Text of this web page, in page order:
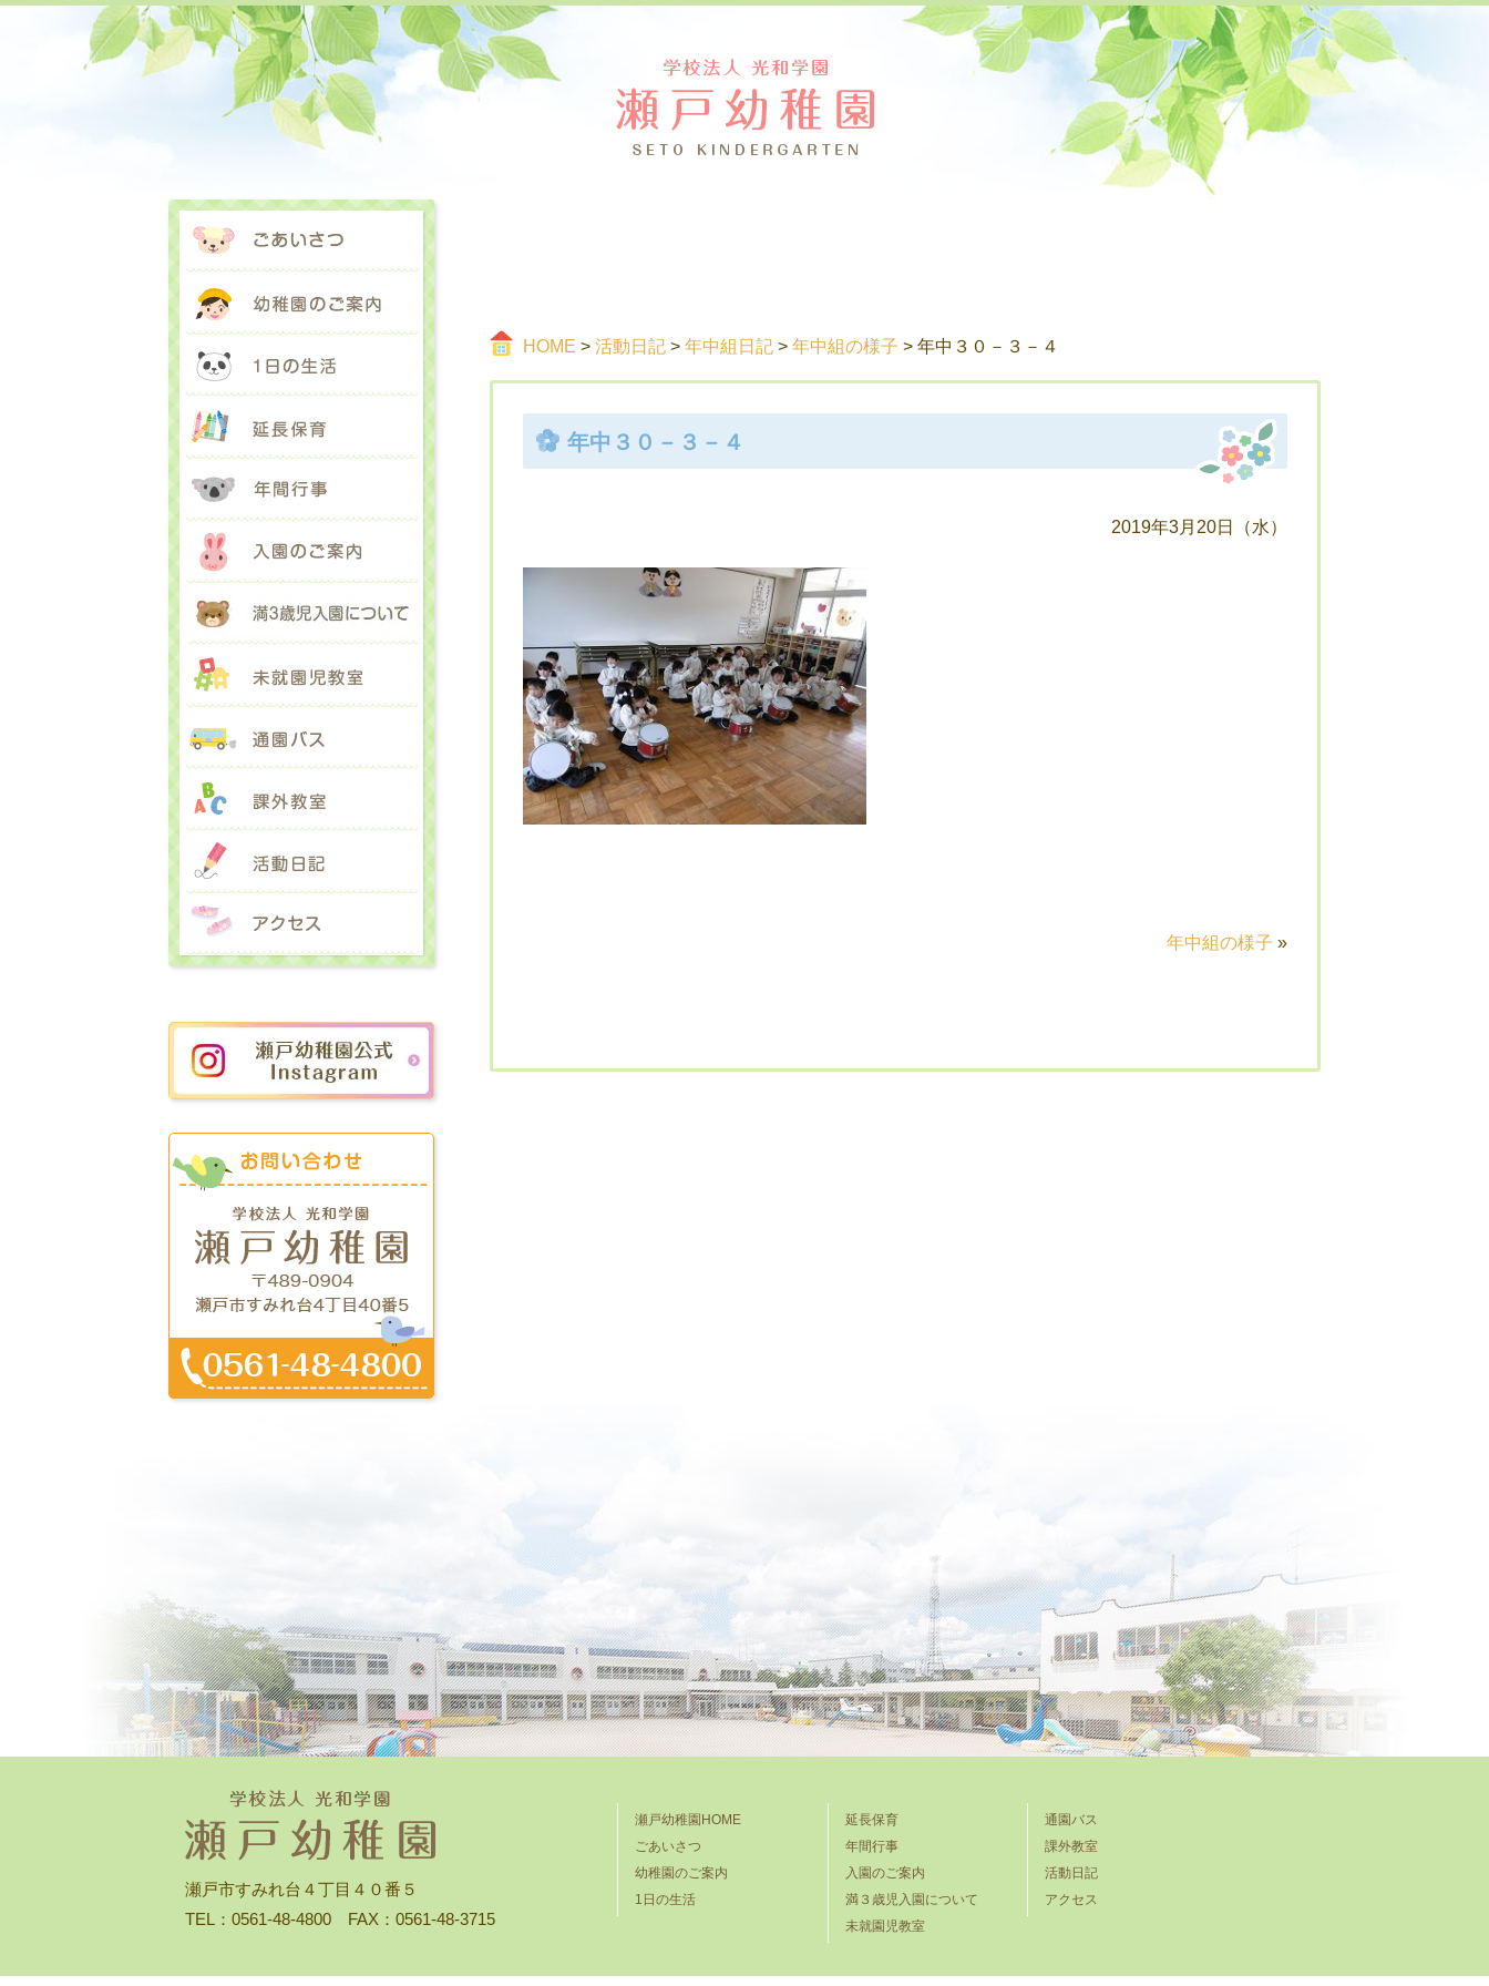
HOME > 活動日記 > 年中組日記 > 年中組の様子 > 年中３０－３－４
年中３０－３－４
2019年3月20日（水）
年中組の様子 »
ごあいさつ
幼稚園のご案内
1日の生活
課外教室
活動日記
アクセス
瀬戸市すみれ台４丁目４０番５
TEL：0561-48-4800 FAX：0561-48-3715
瀬戸幼稚園HOME
ごあいさつ
幼稚園のご案内
1日の生活
延長保育
年間行事
入園のご案内
満３歳児入園について
未就園児教室
通園バス
課外教室
活動日記
アクセス